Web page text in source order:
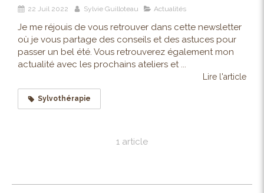
22 Juil 2022 Sylvie Guilloteau Actualités
Je me réjouis de vous retrouver dans cette newsletter
où je vous partage des conseils et des astuces pour
passer un bel été. Vous retrouverez également mon
actualité avec les prochains ateliers et ...
Lire l'article
Sylvothérapie
1 article